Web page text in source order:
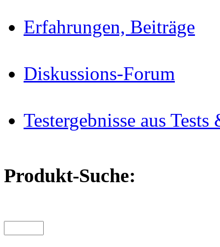
Erfahrungen, Beiträge
Diskussions-Forum
Testergebnisse aus
Produkt-Suche: